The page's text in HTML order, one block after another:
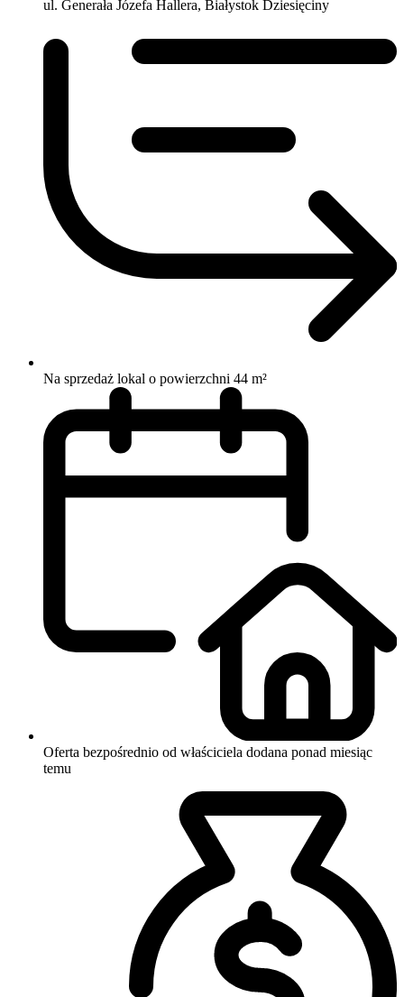
ul. Generała Józefa Hallera, Białystok Dziesięciny
Na sprzedaż lokal o powierzchni 44 m²
Oferta bezpośrednio od właściciela dodana ponad miesiąc
temu